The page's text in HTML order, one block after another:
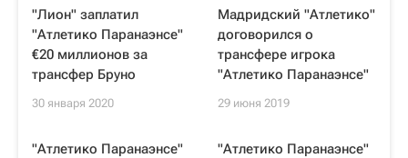
"Лион" заплатил
"Атлетико Паранаэнсе"
€20 миллионов за
трансфер Бруно
30 января 2020
Мадридский "Атлетико"
договорился о
трансфере игрока
"Атлетико Паранаэнсе"
29 июня 2019
"Атлетико Паранаэнсе"
"Атлетико Паранаэнсе"